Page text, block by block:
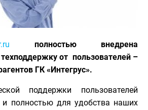
полностью внедрена
от пользователей –
ГК «Интегрус».
поддержки пользователей
полностью для удобства наших